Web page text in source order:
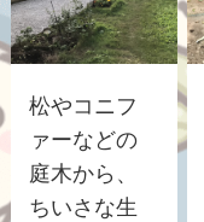
松やコニフ
ァーなどの
庭木から、
ちいさな生